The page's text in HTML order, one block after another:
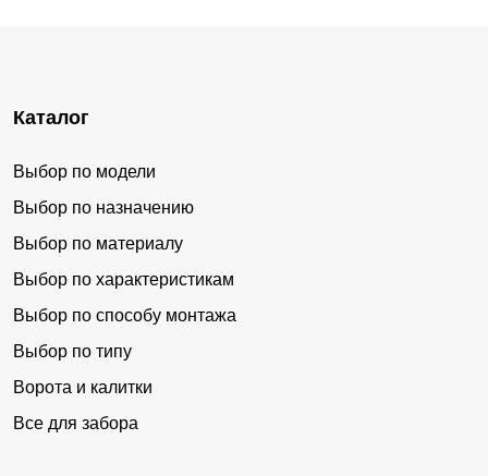
Каталог
Выбор по модели
Выбор по назначению
Выбор по материалу
Выбор по характеристикам
Выбор по способу монтажа
Выбор по типу
Ворота и калитки
Все для забора